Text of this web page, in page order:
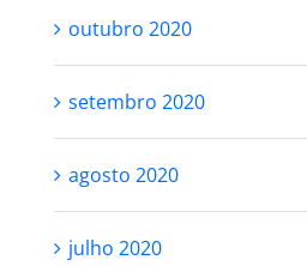
outubro 2020
setembro 2020
agosto 2020
julho 2020